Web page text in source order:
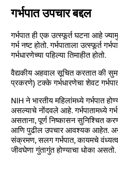
गर्भपात उपचार बद्दल
गर्भपात ही एक उत्स्फूर्त घटना आहे
गर्भ नष्ट होतो. गर्भपाताला उत्स्फूर्त
गर्भधारणेच्या पहिल्या तिमाहीत होतो.
वैद्यकीय अहवाल सूचित करतात की
प्रकरणे) टक्के गर्भधारणेचा शेवट
NIH ने भारतीय महिलांमध्ये गर्भपात
असल्याचे नोंदवले आहे. गर्भपातामध्ये
असताना, पूर्ण निष्कासन सुनिश्चित
आणि पुढील उपचार आवश्यक आहेत.
संक्रमण, सलग गर्भपात, कायमचे
जीवघेणा गुंतागुंत होण्याचा धोका असतो.